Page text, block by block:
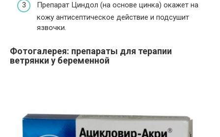
Препарат Циндол (на основе цинка) окажет на
кожу антисептическое действие и подсушит
язвочки.
Фотогалерея: препараты для терапии
ветрянки у беременной